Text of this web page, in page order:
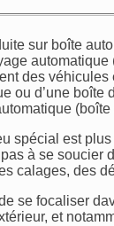
sur boîte
automatique
des véhicules
ou d’une boîte
spécial est
à se soucier
calages, des
se focaliser
et